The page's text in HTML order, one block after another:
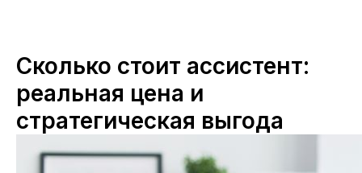
Сколько стоит ассистент:
реальная цена и
стратегическая выгода